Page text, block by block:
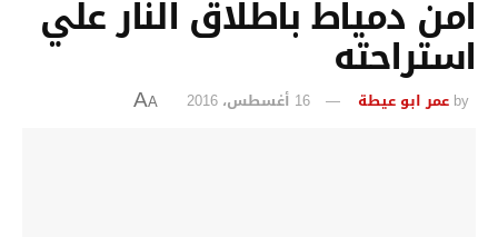
امن دمياط باطلاق النار علي
استراحته
by عمر ابو عيطة 16 أغسطس، 2016 A
A